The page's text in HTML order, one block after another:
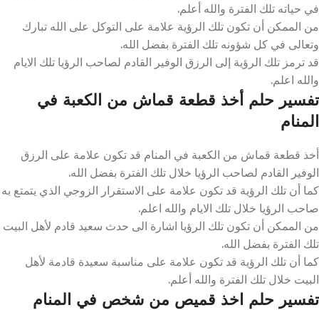
في حياته تلك الفترة والله أعلم.
من الممكن أن تكون تلك الرؤية علامة على التوكل على الله تبارك
وتعالى في كل شؤونه تلك الفترة بفضل الله.
قد ترمز تلك الرؤية إلى الرزق الوفير القادم لصاحب الرؤيا تلك الايام
والله اعلم.
تفسير حلم أخذ قطعة قماش من الكعبة في
المنام
أخذ قطعة قماش من الكعبة في المنام قد تكون علامة على الرزق
الوفير القادم لصاحب الرؤيا خلال تلك الفترة بفضل الله.
كما أن تلك الرؤية قد تكون علامة على الاستقرار الزوجي الذي يتمتع به
صاحب الرؤيا خلال تلك الايام والله اعلم.
من الممكن أن تكون تلك الرؤيا اشارة الى حدث سعيد قادم لأهل البيت
تلك الفترة بفضل الله.
كما أن تلك الرؤية قد تكون علامة على مناسبة سعيدة قادمة لأهل
البيت خلال تلك الفترة والله أعلم.
تفسير حلم اخذ قميص من شخص في المنام